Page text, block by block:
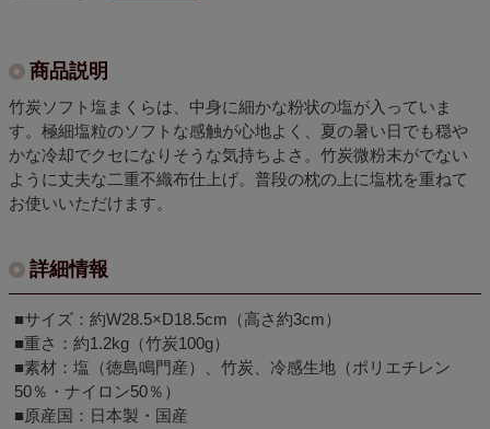
商品説明
竹炭ソフト塩まくらは、中身に細かな粉状の塩が入っていま
す。極細塩粒のソフトな感触が心地よく、夏の暑い日でも穏や
かな冷却でクセになりそうな気持ちよさ。竹炭微粉末がでない
ように丈夫な二重不織布仕上げ。普段の枕の上に塩枕を重ねて
お使いいただけます。
詳細情報
■サイズ：約W28.5×D18.5cm（高さ約3cm）
■重さ：約1.2kg（竹炭100g）
■素材：塩（徳島鳴門産）、竹炭、冷感生地（ポリエチレン
50％・ナイロン50％）
■原産国：日本製・国産